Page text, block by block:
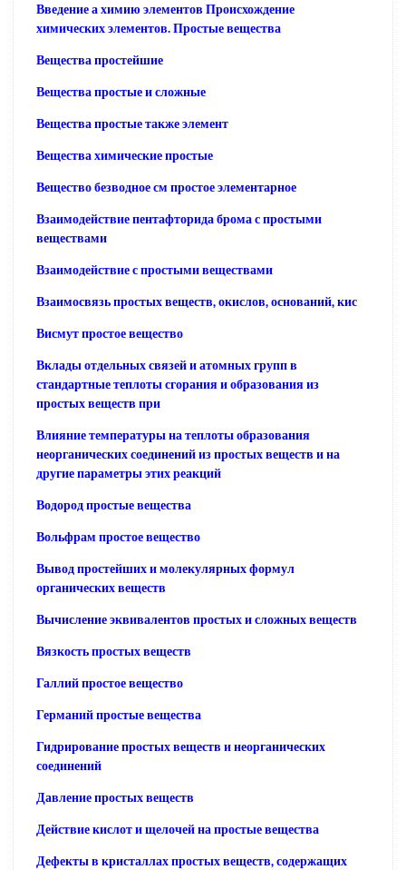
Введение а химию элементов Происхождение
химических элементов. Простые вещества
Вещества простейшие
Вещества простые и сложные
Вещества простые также элемент
Вещества химические простые
Вещество безводное см простое элементарное
Взаимодействие пентафторида брома с простыми
веществами
Взаимодействие с простыми веществами
Взаимосвязь простых веществ, окислов, оснований, кис
Висмут простое вещество
Вклады отдельных связей и атомных групп в
стандартные теплоты сгорания и образования из
простых веществ при
Влияние температуры на теплоты образования
неорганических соединений из простых веществ и на
другие параметры этих реакций
Водород простые вещества
Вольфрам простое вещество
Вывод простейших и молекулярных формул
органических веществ
Вычисление эквивалентов простых и сложных веществ
Вязкость простых веществ
Галлий простое вещество
Германий простые вещества
Гидрирование простых веществ и неорганических
соединений
Давление простых веществ
Действие кислот и щелочей на простые вещества
Дефекты в кристаллах простых веществ, содержащих